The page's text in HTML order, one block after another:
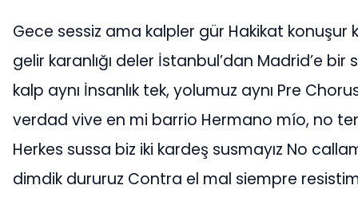
Gece sessiz ama kalpler gür Hakikat
gelir karanlığı deler İstanbul’dan Madrid’e
kalp aynı İnsanlık tek, yolumuz aynı Pre
verdad vive en mi barrio Hermano mío, no
Herkes sussa biz iki kardeş susmayız No
dimdik dururuz Contra el mal siempre